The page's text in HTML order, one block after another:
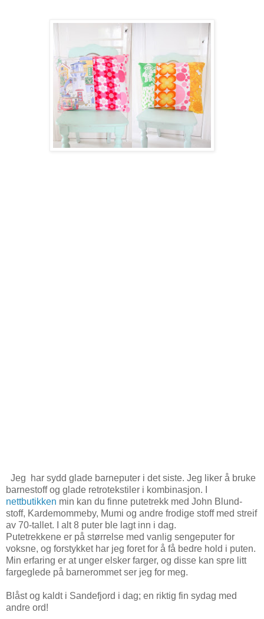
Jeg har sydd glade barneputer i det siste. Jeg liker å bruke
barnestoff og glade retrotekstiler i kombinasjon. I
nettbutikken min kan du finne putetrekk med John Blund-
stoff, Kardemommeby, Mumi og andre frodige stoff med streif
av 70-tallet. I alt 8 puter ble lagt inn i dag.
Putetrekkene er på størrelse med vanlig sengeputer for
voksne, og forstykket har jeg foret for å få bedre hold i puten.
Min erfaring er at unger elsker farger, og disse kan spre litt
fargeglede på barnerommet ser jeg for meg.
Blåst og kaldt i Sandefjord i dag; en riktig fin sydag med
andre ord!